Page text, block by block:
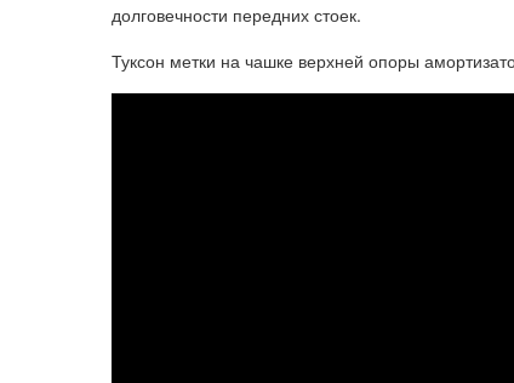
долговечности передних стоек.
Туксон метки на чашке верхней опоры